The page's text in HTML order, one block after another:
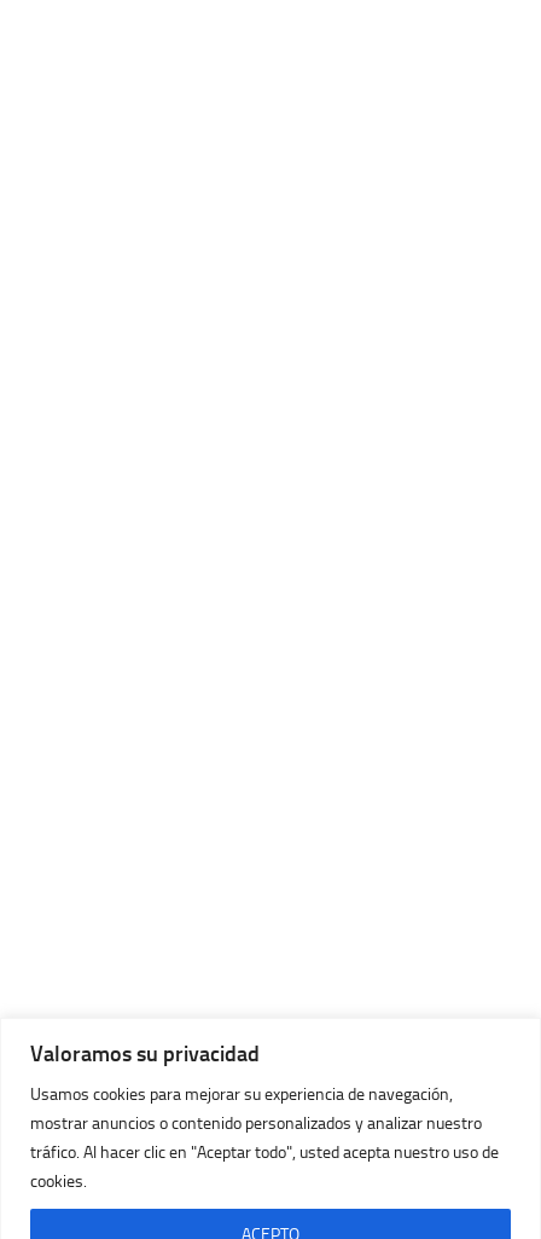
Valoramos su privacidad
Usamos cookies para mejorar su experiencia de navegación,
mostrar anuncios o contenido personalizados y analizar nuestro
tráfico. Al hacer clic en "Aceptar todo", usted acepta nuestro uso de
cookies.
ACEPTO
Imágenes Huracán © 2026. Todos los Derechos Reservados.